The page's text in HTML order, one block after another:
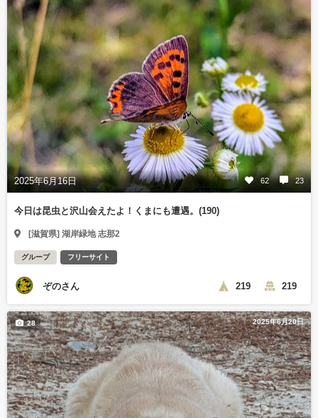
2025年6月16日 62 23
今日は昆虫と沢山会えたよ！くまにも遭遇。(190)
[滋賀県] 湖岸緑地 志那2
グループ フリーサイト
ぞのさん 219 219
2025年6月20日
28